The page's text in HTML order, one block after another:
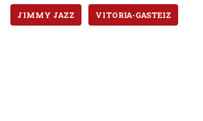
JIMMY JAZZ VITORIA-GASTEIZ